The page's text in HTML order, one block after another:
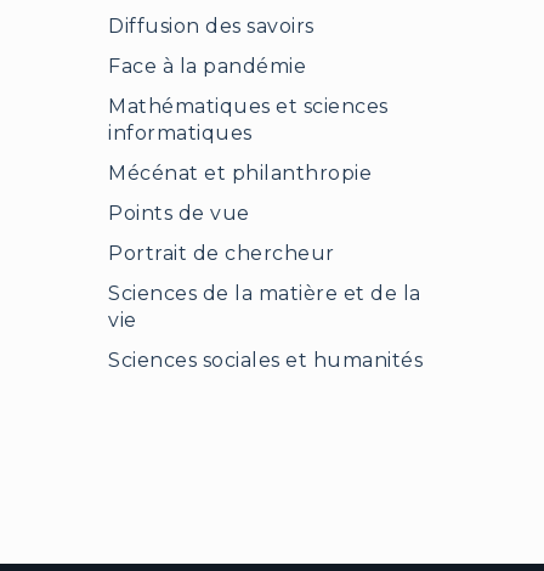
Diffusion des savoirs
Face à la pandémie
Mathématiques et sciences
informatiques
Mécénat et philanthropie
Points de vue
Portrait de chercheur
Sciences de la matière et de la
vie
Sciences sociales et humanités